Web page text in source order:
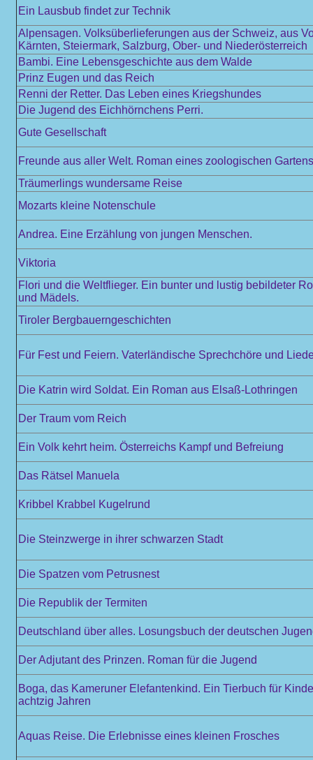
Ein Lausbub findet zur Technik
Alpensagen. Volksüberlieferungen aus der Schweiz, aus
Kärnten, Steiermark, Salzburg, Ober- und Niederösterreich
Bambi. Eine Lebensgeschichte aus dem Walde
Prinz Eugen und das Reich
Renni der Retter. Das Leben eines Kriegshundes
Die Jugend des Eichhörnchens Perri.
Gute Gesellschaft
Freunde aus aller Welt. Roman eines zoologischen Gartens
Träumerlings wundersame Reise
Mozarts kleine Notenschule
Andrea. Eine Erzählung von jungen Menschen.
Viktoria
Flori und die Weltflieger. Ein bunter und lustig bebildeter
und Mädels.
Tiroler Bergbauerngeschichten
Für Fest und Feiern. Vaterländische Sprechchöre und
Die Katrin wird Soldat. Ein Roman aus Elsaß-Lothringen
Der Traum vom Reich
Ein Volk kehrt heim. Österreichs Kampf und Befreiung
Das Rätsel Manuela
Kribbel Krabbel Kugelrund
Die Steinzwerge in ihrer schwarzen Stadt
Die Spatzen vom Petrusnest
Die Republik der Termiten
Deutschland über alles. Losungsbuch der deutschen
Der Adjutant des Prinzen. Roman für die Jugend
Boga, das Kameruner Elefantenkind. Ein Tierbuch für
achtzig Jahren
Aquas Reise. Die Erlebnisse eines kleinen Frosches